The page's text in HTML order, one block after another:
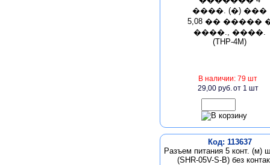
В наличии: 79 шт
29,00 руб.от 1 шт
Код: 113637
Разъем питания 5 конт. (м)
(SHR-05V-S-B) без